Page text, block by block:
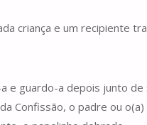
criança e um recipiente
e guardo-a depois junto de
Confissão, o padre ou